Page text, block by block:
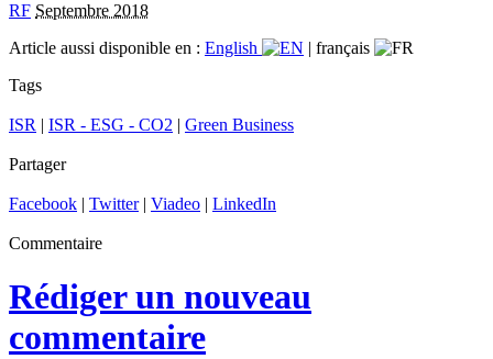
RF Septembre 2018
Article aussi disponible en : English | français
Tags
ISR | ISR - ESG - CO2 | Green Business
Partager
Facebook | Twitter| Viadeo | LinkedIn
Commentaire
Rédiger un nouveau
commentaire